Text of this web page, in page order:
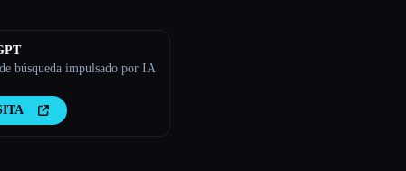
búsqueda impulsado por IA